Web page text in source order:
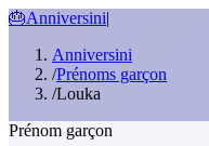
🎂Anniversini|
Anniversini
/Prénoms garçon
/Louka
Prénom garçon